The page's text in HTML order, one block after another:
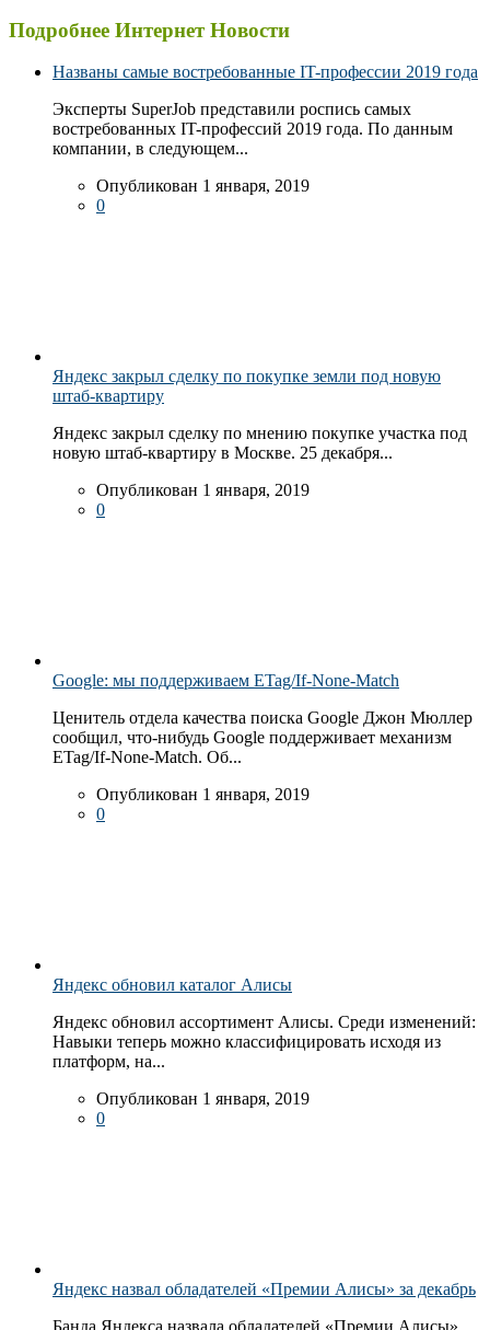
Подробнее Интернет Новости
Названы самые востребованные IT-профессии 2019 года
Эксперты SuperJob представили роспись самых
востребованных IT-профессий 2019 года. По данным
компании, в следующем...
Опубликован 1 января, 2019
0
Яндекс закрыл сделку по покупке земли под новую
штаб-квартиру
Яндекс закрыл сделку по мнению покупке участка под
новую штаб-квартиру в Москве. 25 декабря...
Опубликован 1 января, 2019
0
Google: мы поддерживаем ETag/If-None-Match
Ценитель отдела качества поиска Google Джон Мюллер
сообщил, что-нибудь Google поддерживает механизм
ETag/If-None-Match. Об...
Опубликован 1 января, 2019
0
Яндекс обновил каталог Алисы
Яндекс обновил ассортимент Алисы. Среди изменений:
Навыки теперь можно классифицировать исходя из
платформ, на...
Опубликован 1 января, 2019
0
Яндекс назвал обладателей «Премии Алисы» за декабрь